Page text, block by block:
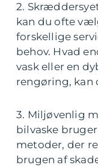
2.
kan du ofte
forskellige
behov. Hvad
vask eller en
rengøring, kan
3. Miljøvenlig
bilvaske
metoder, der
brugen af